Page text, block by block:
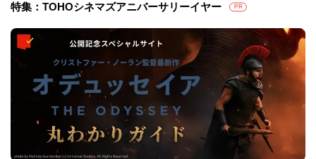
特集：TOHOシネマズアニバーサリーイヤー PR